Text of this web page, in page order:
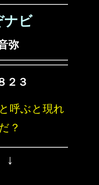
ナビ
弥
２３
呼ぶと現れ
？